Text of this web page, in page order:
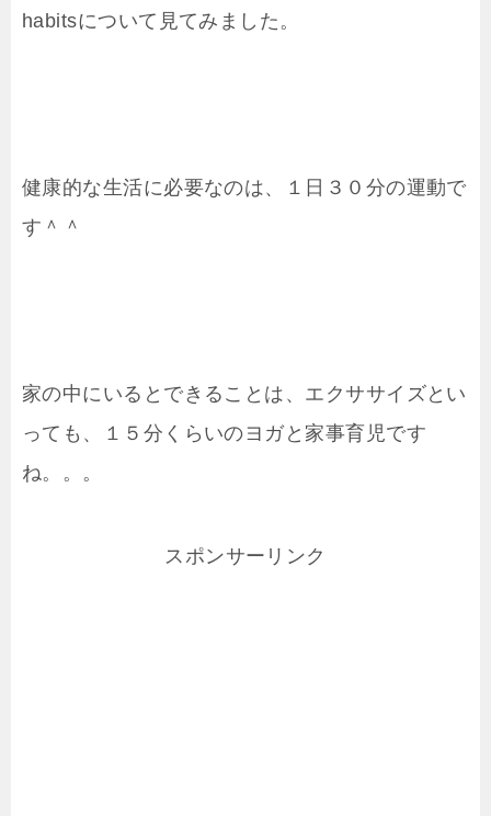
habitsについて見てみました。
健康的な生活に必要なのは、１日３０分の運動で
す＾＾
家の中にいるとできることは、エクササイズとい
っても、１５分くらいのヨガと家事育児です
ね。。。
スポンサーリンク